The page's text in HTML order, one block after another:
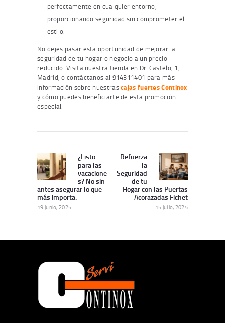
perfectamente en cualquier entorno,
proporcionando seguridad sin comprometer el
estilo.
No dejes pasar esta oportunidad de mejorar la
seguridad de tu hogar o negocio a un precio
reducido. Visita nuestra tienda en Dr. Castelo, 1,
Madrid, o contáctanos al 914311401 para más
información sobre nuestrascajas fuertes Continox
y cómo puedes beneficiarte de esta promoción
especial.
de
entradas
Publicación
Anterior:
¿Listo
para las
vacacione
s? No sin
antes asegurar lo que
más importa.
19 junio, 2025
Siguiente
publicación:
Refuerza
la
Seguridad
de tu
Hogar con las Puertas
Acorazadas Fichet
15 julio, 2025